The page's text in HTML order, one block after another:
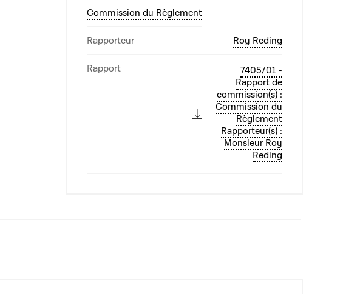
Commission du Règlement
Rapporteur Roy Reding
Rapport
7405/01 -
Rapport de
commission(s) :
Commission du
Règlement
Rapporteur(s) :
Monsieur Roy
Reding